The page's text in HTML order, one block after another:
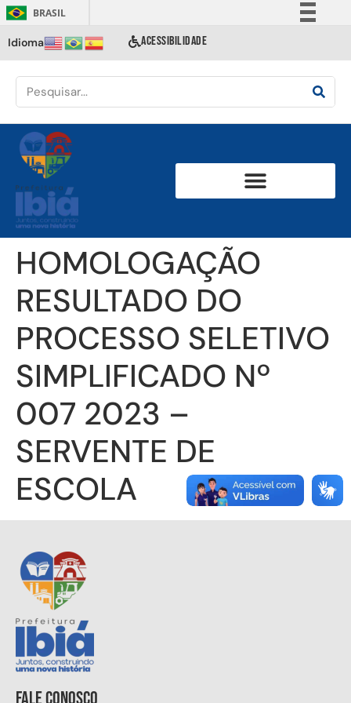
BRASIL
Comunica BR
Acesso à informação
Idioma ACESSIBILIDADE
HOMOLOGAÇÃO
RESULTADO DO
PROCESSO SELETIVO
SIMPLIFICADO Nº
007 2023 –
SERVENTE DE
ESCOLA